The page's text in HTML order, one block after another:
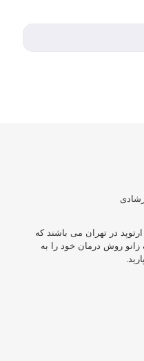
رشادی
در تهران می باشند که
زانو روش درمان خود را به